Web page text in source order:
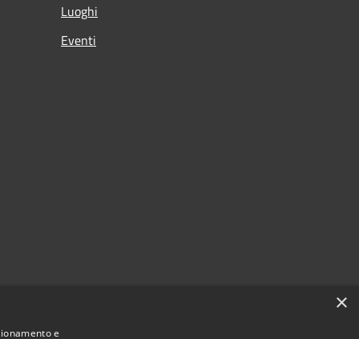
Luoghi
Eventi
×
e